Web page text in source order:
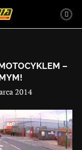
–
2014